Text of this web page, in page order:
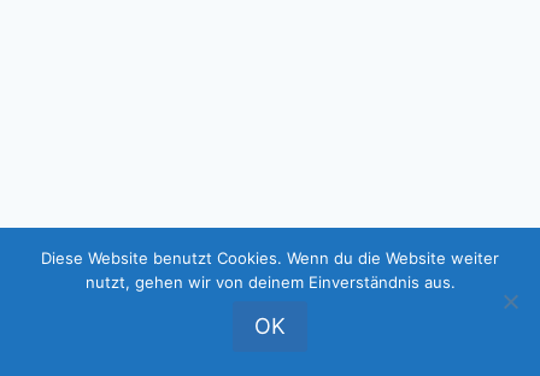
© 2026 Essener Bürger Bündnis (EBB) -
Diese Website benutzt Cookies. Wenn du die Website weiter
nutzt, gehen wir von deinem Einverständnis aus.
OK